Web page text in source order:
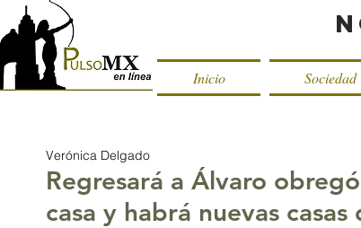
Inicio Sociedad
Regresará a Álvaro
casa y habrá nuevas
Verónica Delgado